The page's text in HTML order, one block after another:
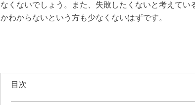
なくないでしょう。また、失敗したくないと考えて
かわからないという方も少なくないはずです。
目次